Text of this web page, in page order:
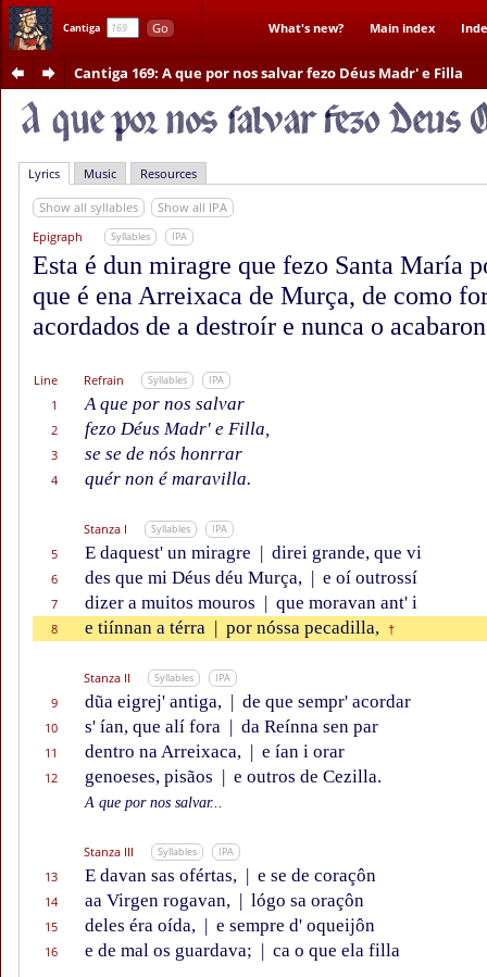
Cantiga Go What's new? Main index
Cantiga 169: A que por nos salvar fezo Déus Madr' e Filla
Lyrics Music Resources
Show all syllables
Show all IPA
Epigraph
Syllables IPA
Esta é dun miragre que fezo Santa María
que é ena Arreixaca de Murça, de como
acordados de a destroír e nunca o
Line Refrain Syllables IPA
1 A que por nos salvar
2 fezo Déus Madr' e Filla,
3 se se de nós honrrar
4 quér non é maravilla.
Stanza I Syllables IPA
5 E daquest' un miragre | direi grande, que vi
6 des que mi Déus déu Murça, | e oí outrossí
7 dizer a muitos mouros | que moravan ant' i
8 e tiínnan a térra | por nóssa pecadilla, †
Stanza II Syllables IPA
9 dũa eigrej' antiga, | de que sempr' acordar
10 s' ían, que alí fora | da Reínna sen par
11 dentro na Arreixaca, | e ían i orar
12 genoeses, pisãos | e outros de Cezilla.
A que por nos salvar...
Stanza III Syllables IPA
13 E davan sas ofértas, | e se de coraçôn
14 aa Virgen rogavan, | lógo sa oraçôn
15 deles éra oída, | e sempre d' oqueijôn
16 e de mal os guardava; | ca o que ela filla